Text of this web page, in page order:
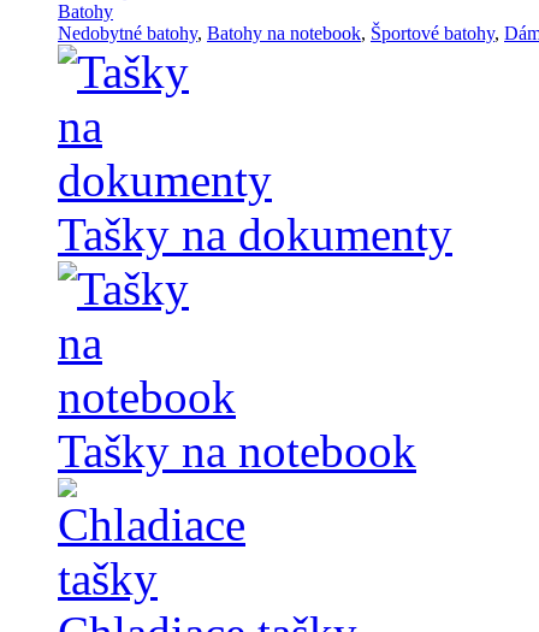
Batohy
Nedobytné batohy, Batohy na notebook, Športové batohy,
Tašky na dokumenty
Tašky na notebook